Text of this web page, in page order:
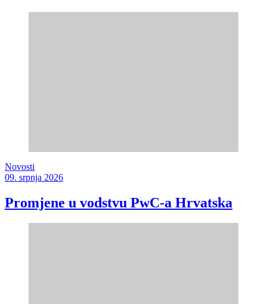
Novosti
09. srpnja 2026
Promjene u vodstvu PwC-a Hrvatska